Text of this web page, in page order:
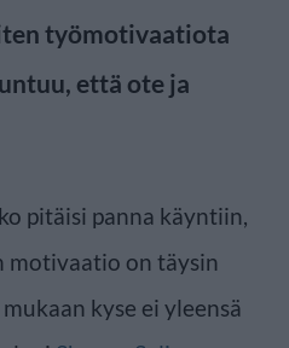
työmotivaatiota
että ote ja
pitäisi panna käyntiin,
motivaatio on täysin
kyse ei yleensä